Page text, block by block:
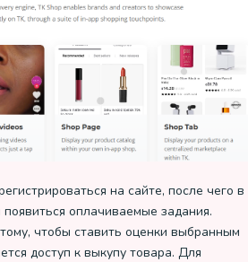
на сайте, после чего в
оплачиваемые задания.
чтобы ставить оценки выбранным
доступ к выкупу товара. Для